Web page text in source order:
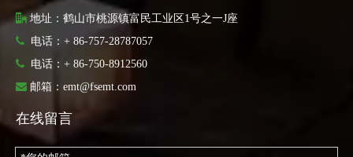
 地址：鹤山市桃源镇富民工业区1号之一J座
 电话：+ 86-757-28787057
 电话： + 86-750-8912560
 邮箱： emt@fsemt.com
在线留言